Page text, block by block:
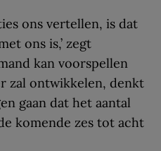
ons vertellen, is dat
ons is,’ zegt
kan voorspellen
zal ontwikkelen, denkt
gaan dat het aantal
komende zes tot acht